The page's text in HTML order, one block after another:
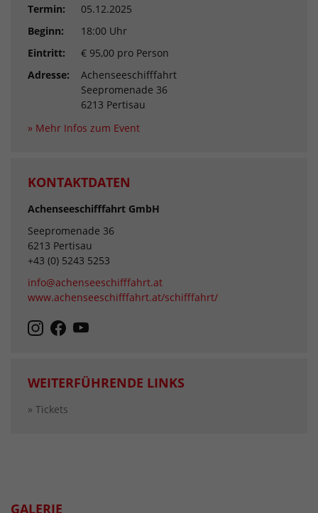
Termin:
05.12.2025
Beginn:
18:00 Uhr
Eintritt:
€ 95,00 pro Person
Adresse:
Achenseeschifffahrt
Seepromenade 36
6213 Pertisau
» Mehr Infos zum Event
KONTAKTDATEN
Achenseeschifffahrt GmbH
Seepromenade 36
6213 Pertisau
+43 (0) 5243 5253
info@achenseeschifffahrt.at
www.achenseeschifffahrt.at/schifffahrt/
WEITERFÜHRENDE LINKS
» Tickets
GALERIE